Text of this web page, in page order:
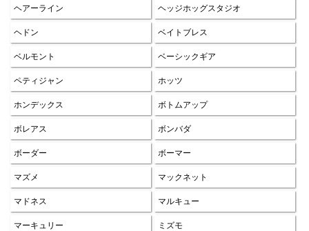
ヘアーライン ヘッジホッグスタジオ
ヘドン ベイトブレス
ベルモント ベーシックギア
ペティジャン ホッツ
ホンデックス ボトムアップ
ボレアス ボンバダ
ボーダー ボーマー
マズメ マックネット
マドネス マルキュー
マーキュリー ミズモ